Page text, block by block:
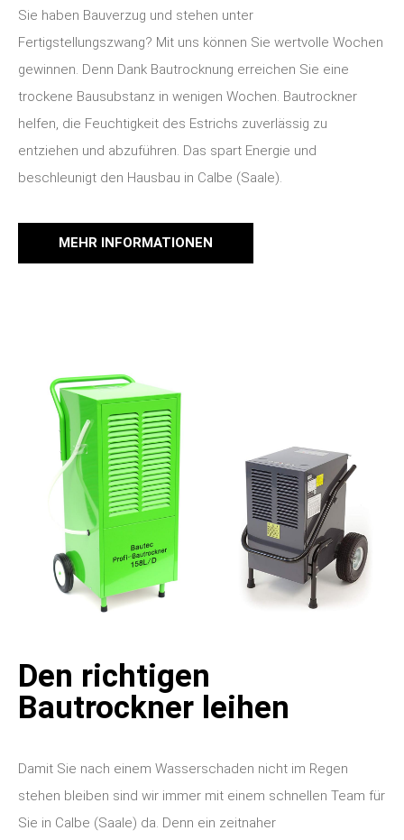
Sie haben Bauverzug und stehen unter
Fertigstellungszwang? Mit uns können Sie wertvolle Wochen
gewinnen. Denn Dank Bautrocknung erreichen Sie eine
trockene Bausubstanz in wenigen Wochen. Bautrockner
helfen, die Feuchtigkeit des Estrichs zuverlässig zu
entziehen und abzuführen. Das spart Energie und
beschleunigt den Hausbau in Calbe (Saale).
MEHR INFORMATIONEN
Den richtigen
Bautrockner leihen
Damit Sie nach einem Wasserschaden nicht im Regen
stehen bleiben sind wir immer mit einem schnellen Team für
Sie in Calbe (Saale) da. Denn ein zeitnaher